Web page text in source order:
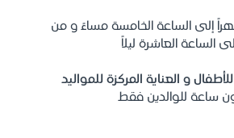
إلى الساعة الخامسة مساءً و من
الساعة العاشرة ليلاً
و العناية المركزة للمواليد
ساعة للوالدين فقط